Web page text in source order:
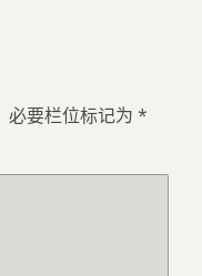
必要栏位标记为 *